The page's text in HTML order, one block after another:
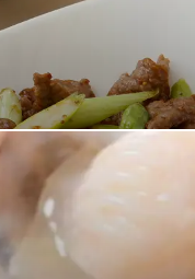
メニューも豊富です。
ーをぜひ見つけてくだ
自身が目と舌で確認し
ております。お昼から